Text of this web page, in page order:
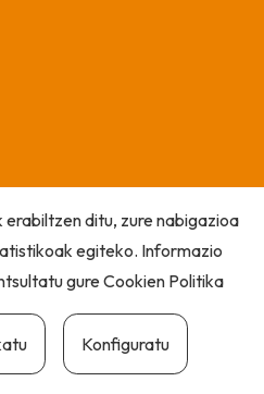
ditu, zure nabigazioa
egiteko. Informazio
gureCookien Politika
Konfiguratu